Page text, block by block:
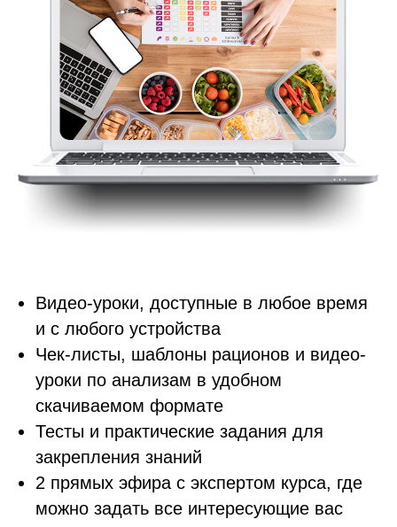
Видео-уроки, доступные в любое время
и с любого устройства
Чек-листы, шаблоны рационов и видео-
уроки по анализам в удобном
скачиваемом формате
Тесты и практические задания для
закрепления знаний
2 прямых эфира с экспертом курса, где
можно задать все интересующие вас